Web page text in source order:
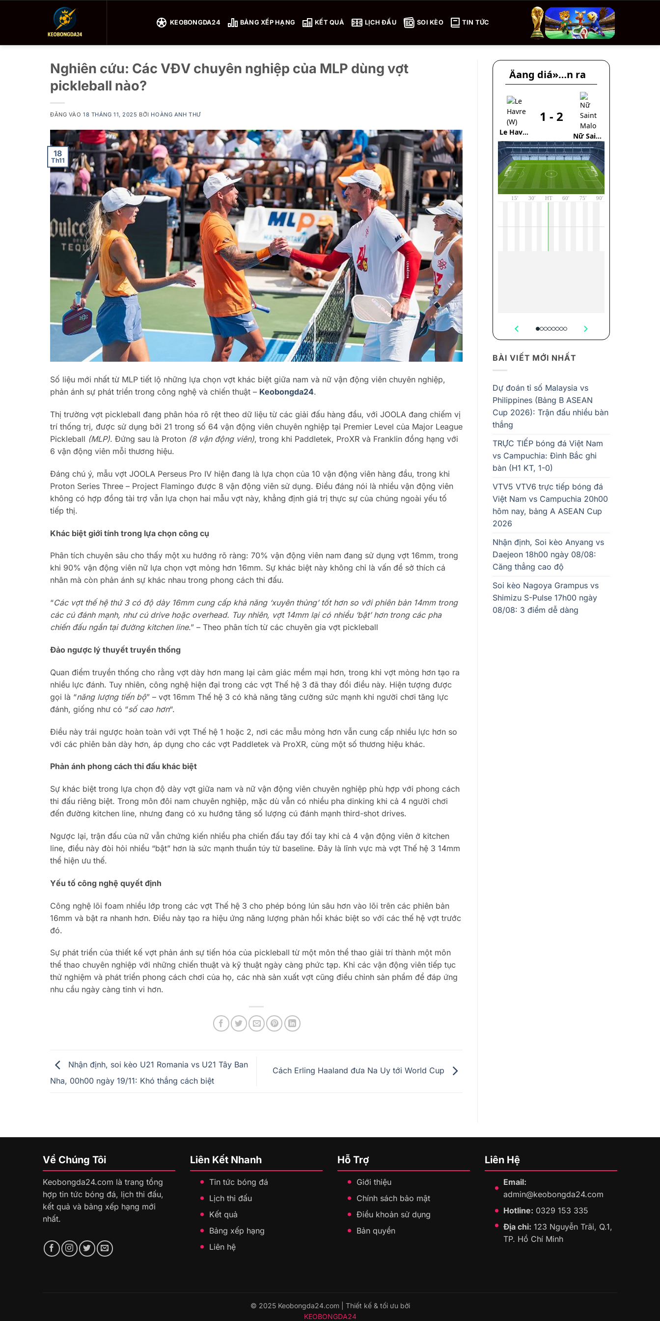
dung
KEOBONGDA24 BẢNG XẾP HẠNG KẾT QUẢ LỊCH ĐẤU SOI KÈO TIN TỨC
Nghiên cứu: Các VĐV chuyên nghiệp của MLP dùng vợt
pickleball nào?
ĐĂNG VÀO18 THÁNG 11, 2025 BỞI HOÀNG ANH THƯ
18
Th11
Số liệu mới nhất từ MLP tiết lộ những lựa chọn vợt khác biệt giữa nam và nữ vận động viên chuyên nghiệp,
phản ánh sự phát triển trong công nghệ và chiến thuật – Keobongda24.
Thị trường vợt pickleball đang phân hóa rõ rệt theo dữ liệu từ các giải đấu hàng đầu, với JOOLA đang chiếm vị
trí thống trị, được sử dụng bởi 21 trong số 64 vận động viên chuyên nghiệp tại Premier Level của Major League
Pickleball (MLP). Đứng sau là Proton (8 vận động viên), trong khi Paddletek, ProXR và Franklin đồng hạng với
6 vận động viên mỗi thương hiệu.
Đáng chú ý, mẫu vợt JOOLA Perseus Pro IV hiện đang là lựa chọn của 10 vận động viên hàng đầu, trong khi
Proton Series Three – Project Flamingo được 8 vận động viên sử dụng. Điều đáng nói là nhiều vận động viên
không có hợp đồng tài trợ vẫn lựa chọn hai mẫu vợt này, khẳng định giá trị thực sự của chúng ngoài yếu tố
tiếp thị.
Khác biệt giới tính trong lựa chọn công cụ
Phân tích chuyên sâu cho thấy một xu hướng rõ ràng: 70% vận động viên nam đang sử dụng vợt 16mm, trong
khi 90% vận động viên nữ lựa chọn vợt mỏng hơn 16mm. Sự khác biệt này không chỉ là vấn đề sở thích cá
nhân mà còn phản ánh sự khác nhau trong phong cách thi đấu.
“Các vợt thế hệ thứ 3 có độ dày 16mm cung cấp khả năng ‘xuyên thủng’ tốt hơn so với phiên bản 14mm trong
các cú đánh mạnh, như cú drive hoặc overhead. Tuy nhiên, vợt 14mm lại có nhiều ‘bật’ hơn trong các pha
chiến đấu ngắn tại đường kitchen line.” – Theo phân tích từ các chuyên gia vợt pickleball
Đảo ngược lý thuyết truyền thống
Quan điểm truyền thống cho rằng vợt dày hơn mang lại cảm giác mềm mại hơn, trong khi vợt mỏng hơn tạo ra
nhiều lực đánh. Tuy nhiên, công nghệ hiện đại trong các vợt Thế hệ 3 đã thay đổi điều này. Hiện tượng được
gọi là “năng lượng tiến bộ” – vợt 16mm Thế hệ 3 có khả năng tăng cường sức mạnh khi người chơi tăng lực
đánh, giống như có “số cao hơn“.
Điều này trái ngược hoàn toàn với vợt Thế hệ 1 hoặc 2, nơi các mẫu mỏng hơn vẫn cung cấp nhiều lực hơn so
với các phiên bản dày hơn, áp dụng cho các vợt Paddletek và ProXR, cùng một số thương hiệu khác.
Phản ánh phong cách thi đấu khác biệt
Sự khác biệt trong lựa chọn độ dày vợt giữa nam và nữ vận động viên chuyên nghiệp phù hợp với phong cách
thi đấu riêng biệt. Trong môn đôi nam chuyên nghiệp, mặc dù vẫn có nhiều pha dinking khi cả 4 người chơi
đến đường kitchen line, nhưng đang có xu hướng tăng số lượng cú đánh mạnh third-shot drives.
Ngược lại, trận đấu của nữ vẫn chứng kiến nhiều pha chiến đấu tay đối tay khi cả 4 vận động viên ở kitchen
line, điều này đòi hỏi nhiều “bật” hơn là sức mạnh thuần túy từ baseline. Đây là lĩnh vực mà vợt Thế hệ 3 14mm
thể hiện ưu thế.
Yếu tố công nghệ quyết định
Công nghệ lõi foam nhiều lớp trong các vợt Thế hệ 3 cho phép bóng lún sâu hơn vào lõi trên các phiên bản
16mm và bật ra nhanh hơn. Điều này tạo ra hiệu ứng năng lượng phản hồi khác biệt so với các thế hệ vợt trước
đó.
Sự phát triển của thiết kế vợt phản ánh sự tiến hóa của pickleball từ một môn thể thao giải trí thành một môn
thể thao chuyên nghiệp với những chiến thuật và kỹ thuật ngày càng phức tạp. Khi các vận động viên tiếp tục
thử nghiệm và phát triển phong cách chơi của họ, các nhà sản xuất vợt cũng điều chỉnh sản phẩm để đáp ứng
nhu cầu ngày càng tinh vi hơn.
Nhận định, soi kèo U21 Romania vs U21 Tây Ban
Nha, 00h00 ngày 19/11: Khó thắng cách biệt
Cách Erling Haaland đưa Na Uy tới World Cup
Äang diá»…n ra
Le Havre
(W)
1 - 2
Nữ Saint
Malo
Moscow(Trẻ)
BÀI VIẾT MỚI NHẤT
Dự đoán tỉ số Malaysia vs
Philippines (Bảng B ASEAN
Cup 2026): Trận đấu nhiều bàn
thắng
TRỰC TIẾP bóng đá Việt Nam
vs Campuchia: Đình Bắc ghi
bàn (H1 KT, 1-0)
VTV5 VTV6 trực tiếp bóng đá
Việt Nam vs Campuchia 20h00
hôm nay, bảng A ASEAN Cup
2026
Nhận định, Soi kèo Anyang vs
Daejeon 18h00 ngày 08/08:
Căng thẳng cao độ
Soi kèo Nagoya Grampus vs
Shimizu S-Pulse 17h00 ngày
08/08: 3 điểm dễ dàng
Về Chúng Tôi
Keobongda24.com là trang tổng
hợp tin tức bóng đá, lịch thi đấu,
kết quả và bảng xếp hạng mới
nhất.
Liên Kết Nhanh
Tin tức bóng đá
Lịch thi đấu
Kết quả
Bảng xếp hạng
Liên hệ
Hỗ Trợ
Giới thiệu
Chính sách bảo mật
Điều khoản sử dụng
Bản quyền
Liên Hệ
Email:
admin@keobongda24.com
Hotline: 0329 153 335
Địa chỉ: 123 Nguyễn Trãi, Q.1,
TP. Hồ Chí Minh
© 2025 Keobongda24.com | Thiết kế & tối ưu bởi
KEOBONGDA24